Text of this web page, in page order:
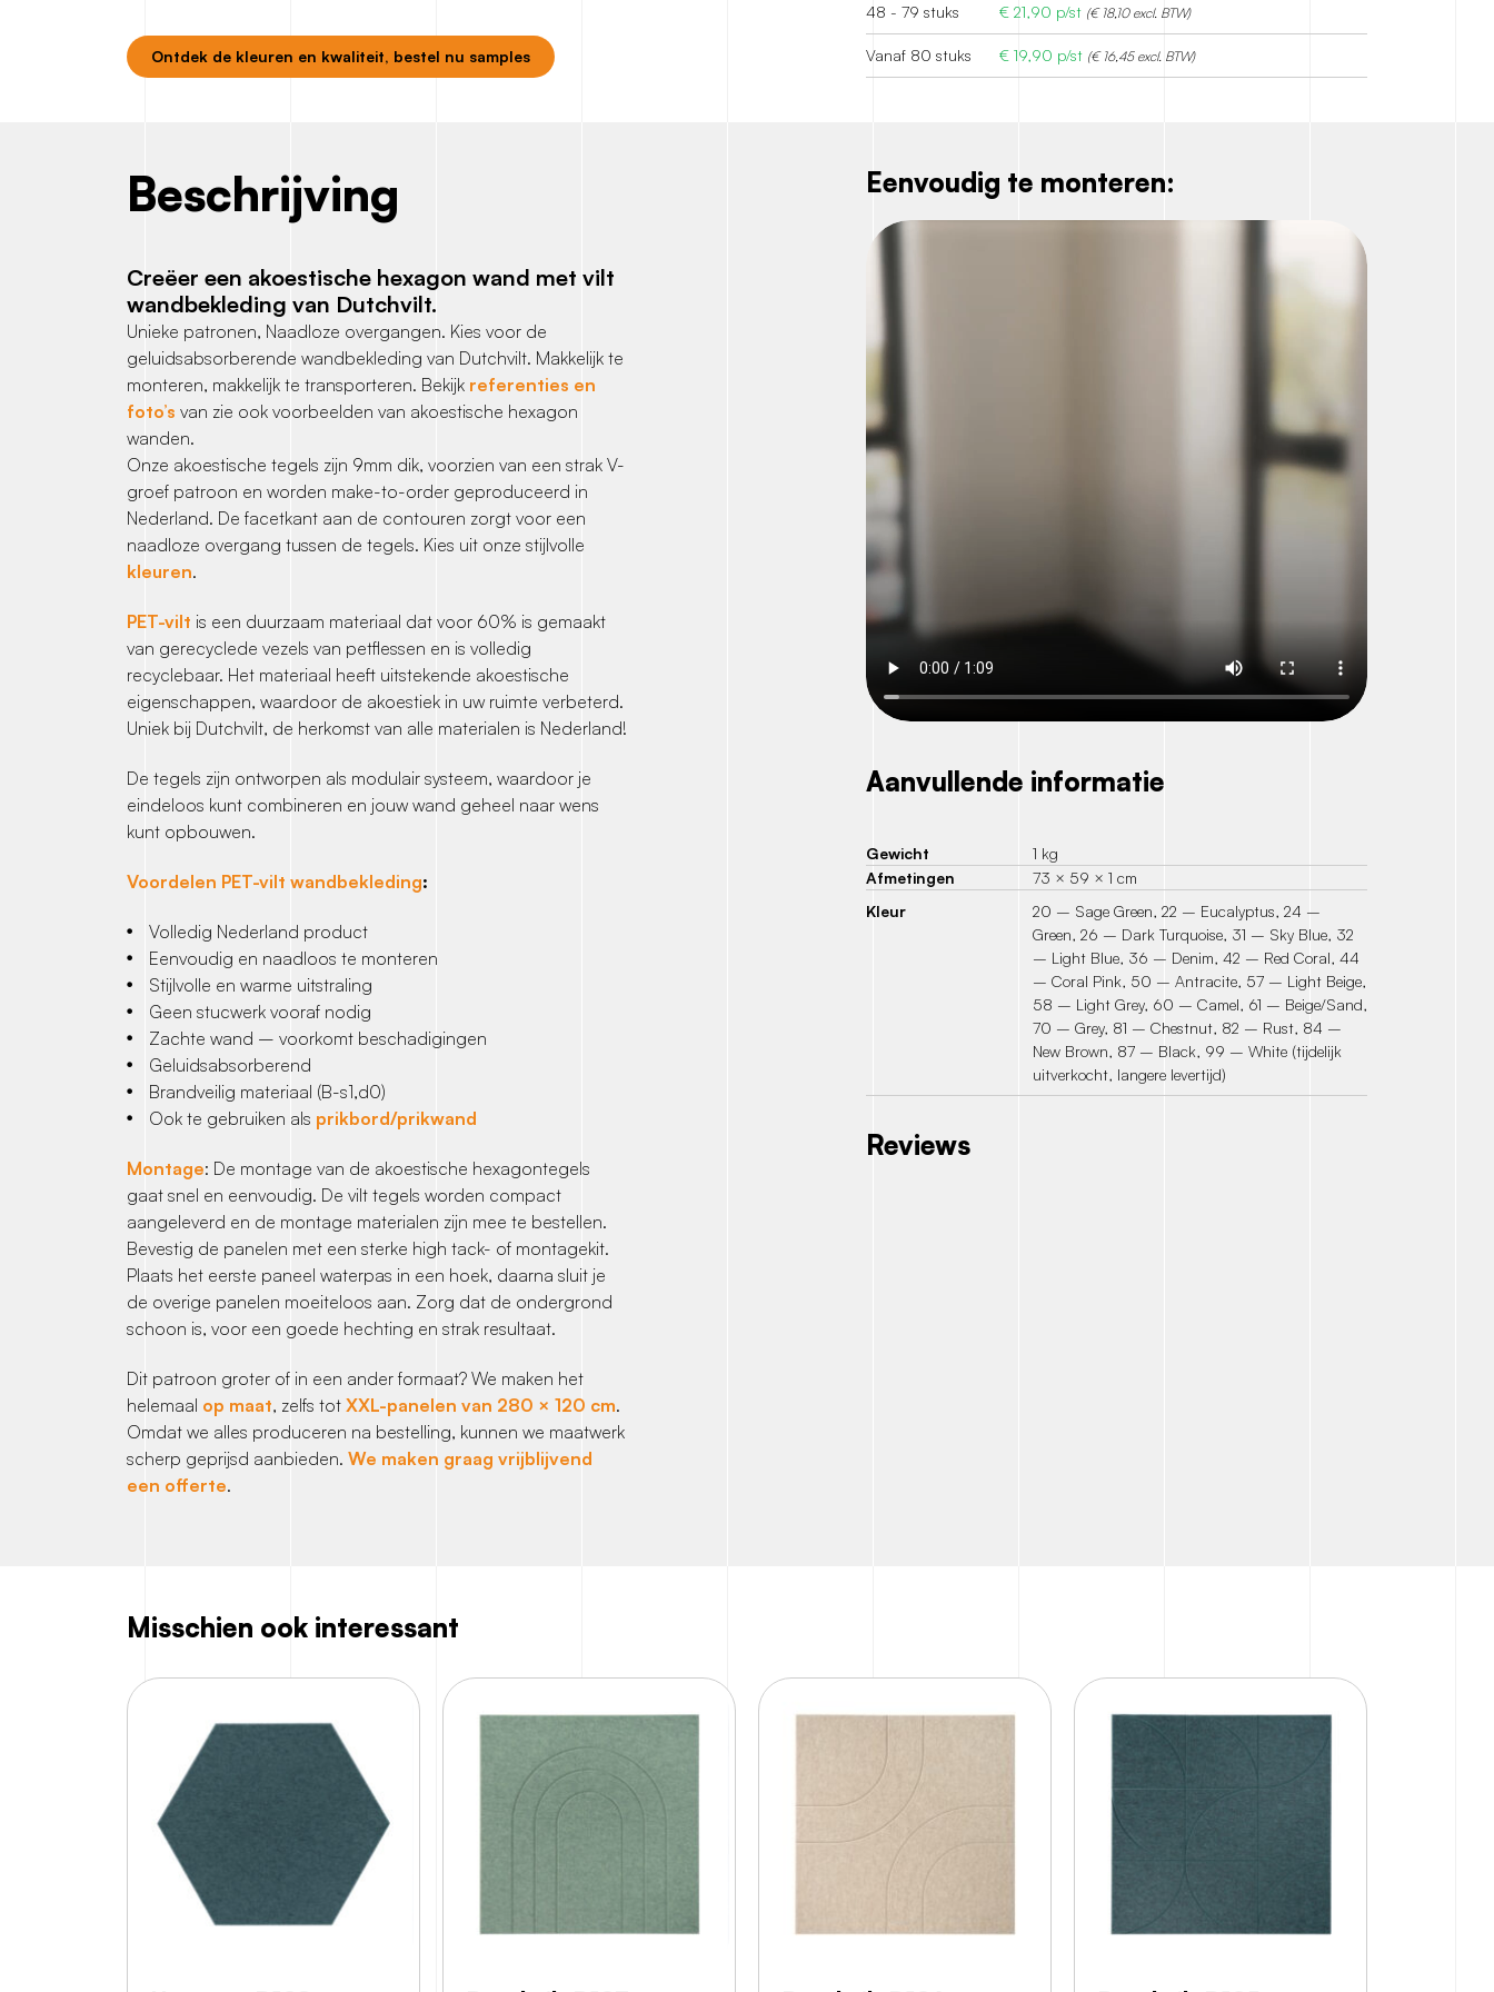
Ontdek de kleuren en kwaliteit, bestel nu samples
48 - 79 stuks € 21,90 p/st (€ 18,10 excl. BTW)
Vanaf 80 stuks € 19,90 p/st (€ 16,45 excl. BTW)
Beschrijving
Creëer een akoestische hexagon wand met vilt
wandbekleding van Dutchvilt.
Unieke patronen, Naadloze overgangen. Kies voor de
geluidsabsorberende wandbekleding van Dutchvilt. Makkelijk te
monteren, makkelijk te transporteren. Bekijk referenties en
foto’s van zie ook voorbeelden van akoestische hexagon
wanden.
Onze akoestische tegels zijn 9mm dik, voorzien van een strak V-
groef patroon en worden make-to-order geproduceerd in
Nederland. De facetkant aan de contouren zorgt voor een
naadloze overgang tussen de tegels. Kies uit onze stijlvolle
kleuren.
PET-vilt is een duurzaam materiaal dat voor 60% is gemaakt
van gerecyclede vezels van petflessen en is volledig
recyclebaar. Het materiaal heeft uitstekende akoestische
eigenschappen, waardoor de akoestiek in uw ruimte verbeterd.
Uniek bij Dutchvilt, de herkomst van alle materialen is Nederland!
De tegels zijn ontworpen als modulair systeem, waardoor je
eindeloos kunt combineren en jouw wand geheel naar wens
kunt opbouwen.
Voordelen PET-vilt wandbekleding:
Volledig Nederland product
Eenvoudig en naadloos te monteren
Stijlvolle en warme uitstraling
Geen stucwerk vooraf nodig
Zachte wand – voorkomt beschadigingen
Geluidsabsorberend
Brandveilig materiaal (B-s1,d0)
Ook te gebruiken als prikbord/prikwand
Montage: De montage van de akoestische hexagontegels
gaat snel en eenvoudig. De vilt tegels worden compact
aangeleverd en de montage materialen zijn mee te bestellen.
Bevestig de panelen met een sterke high tack- of montagekit.
Plaats het eerste paneel waterpas in een hoek, daarna sluit je
de overige panelen moeiteloos aan. Zorg dat de ondergrond
schoon is, voor een goede hechting en strak resultaat.
Dit patroon groter of in een ander formaat? We maken het
helemaal op maat, zelfs tot XXL-panelen van 280 × 120 cm.
Omdat we alles produceren na bestelling, kunnen we maatwerk
scherp geprijsd aanbieden. We maken graag vrijblijvend
een offerte.
Eenvoudig te monteren:
Aanvullende informatie
Gewicht
1 kg
Afmetingen
73 × 59 × 1 cm
Kleur
20 – Sage Green, 22 – Eucalyptus, 24 –
Green, 26 – Dark Turquoise, 31 – Sky Blue, 32
– Light Blue, 36 – Denim, 42 – Red Coral, 44
– Coral Pink, 50 – Antracite, 57 – Light Beige,
58 – Light Grey, 60 – Camel, 61 – Beige/Sand,
70 – Grey, 81 – Chestnut, 82 – Rust, 84 –
New Brown, 87 – Black, 99 – White (tijdelijk
uitverkocht, langere levertijd)
Reviews
Misschien ook interessant